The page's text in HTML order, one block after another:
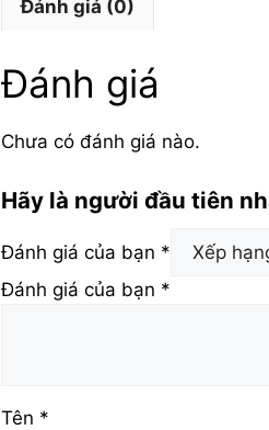
Đánh giá (0)
Đánh giá
Chưa có đánh giá nào.
Hãy là người đầu tiên
Đánh giá của bạn *
Đánh giá của bạn *
Tên *